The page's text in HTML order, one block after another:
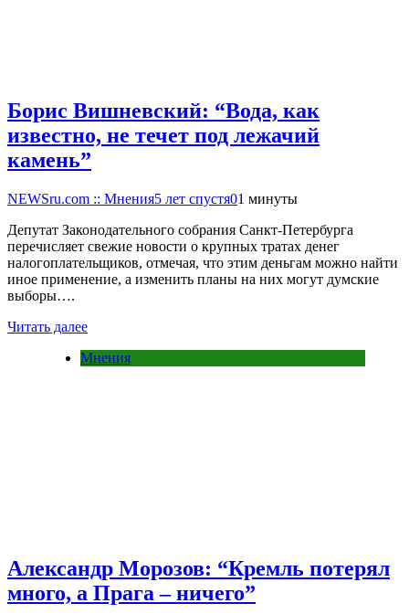
Борис Вишневский: “Вода, как
известно, не течет под лежачий
камень”
NEWSru.com :: Мнения5 лет спустя01 минуты
Депутат Законодательного собрания Санкт-Петербурга
перечисляет свежие новости о крупных тратах денег
налогоплательщиков, отмечая, что этим деньгам можно найти
иное применение, а изменить планы на них могут думские
выборы….
Читать далее
Мнения
Александр Морозов: “Кремль потерял
много, а Прага – ничего”